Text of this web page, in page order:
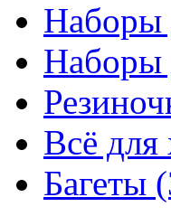
Наборы
Наборы
Всё для
Багеты